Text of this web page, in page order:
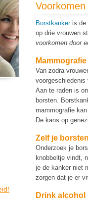
Borstkankeris de
op drie vrouwen
voorkomen door
Mammografie
Van zodra
Aan te raden is
borsten.
mammografie
De kans op
Zelf je
Onderzoek je
knobbeltje vindt,
je de kanker niet
zorgen dat je er
Drink alcohol